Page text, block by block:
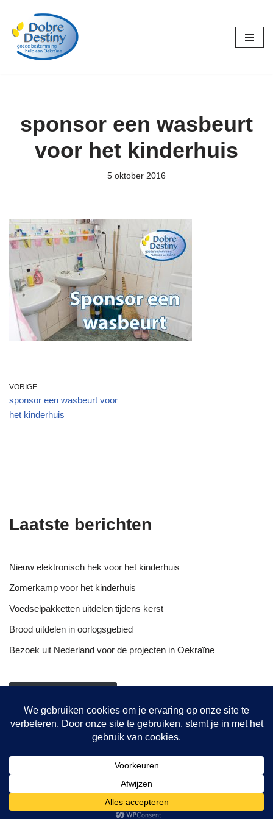
Ga
naar
sponsor een wasbeurt
voor het kinderhuis
5 oktober 2016
VORIGE
sponsor een wasbeurt voor
het kinderhuis
Laatste berichten
Nieuw elektronisch hek voor het kinderhuis
Zomerkamp voor het kinderhuis
Voedselpakketten uitdelen tijdens kerst
Brood uitdelen in oorlogsgebied
Bezoek uit Nederland voor de projecten in Oekraïne
De bakkerij
© {current_year} {site_title}